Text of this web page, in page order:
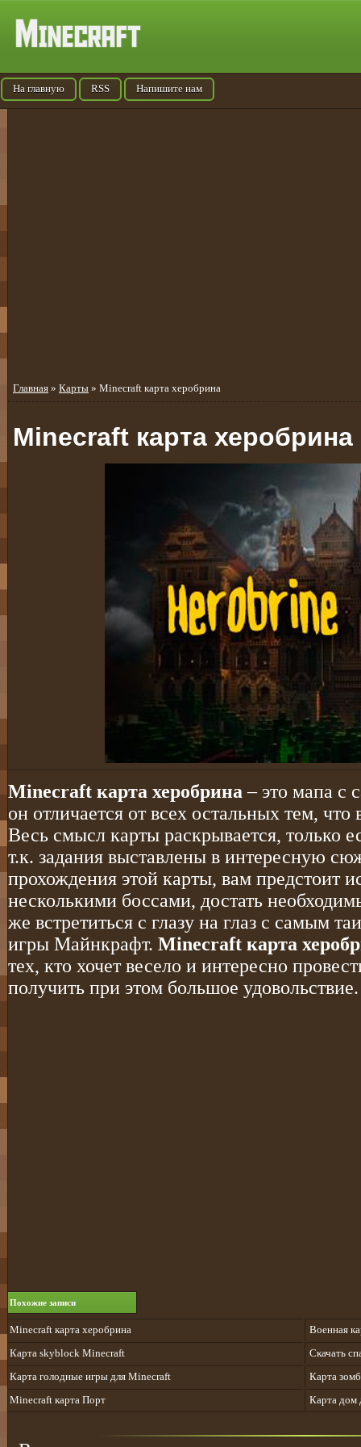
На главную RSS Напишите нам
Главная » Карты » Minecraft карта херобрина
Minecraft карта херобрина
Minecraft карта херобрина – это мапа с
он отличается от всех остальных тем,
Весь смысл карты раскрывается, только
т.к. задания выставлены в интересную
прохождения этой карты, вам предстоит
несколькими боссами, достать
же встретиться с глазу на глаз с самым
игры Майнкрафт. Minecraft карта
тех, кто хочет весело и интересно
получить при этом большое удовольствие.
Похожие записи
Minecraft карта херобрина
Военная
Карта skyblock Minecraft
Cкачать
Карта голодные игры для Minecraft
Карта
Minecraft карта Порт
Карта дом